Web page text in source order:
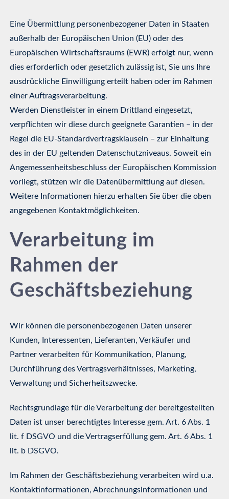
Eine Übermittlung personenbezogener Daten in Staaten
außerhalb der Europäischen Union (EU) oder des
Europäischen Wirtschaftsraums (EWR) erfolgt nur, wenn
dies erforderlich oder gesetzlich zulässig ist, Sie uns Ihre
ausdrückliche Einwilligung erteilt haben oder im Rahmen
einer Auftragsverarbeitung.
Werden Dienstleister in einem Drittland eingesetzt,
verpflichten wir diese durch geeignete Garantien – in der
Regel die EU-Standardvertragsklauseln – zur Einhaltung
des in der EU geltenden Datenschutzniveaus. Soweit ein
Angemessenheitsbeschluss der Europäischen Kommission
vorliegt, stützen wir die Datenübermittlung auf diesen.
Weitere Informationen hierzu erhalten Sie über die oben
angegebenen Kontaktmöglichkeiten.
Verarbeitung im
Rahmen der
Geschäftsbeziehung
Wir können die personenbezogenen Daten unserer
Kunden, Interessenten, Lieferanten, Verkäufer und
Partner verarbeiten für Kommunikation, Planung,
Durchführung des Vertragsverhältnisses, Marketing,
Verwaltung und Sicherheitszwecke.
Rechtsgrundlage für die Verarbeitung der bereitgestellten
Daten ist unser berechtigtes Interesse gem. Art. 6 Abs. 1
lit. f DSGVO und die Vertragserfüllung gem. Art. 6 Abs. 1
lit. b DSGVO.
Im Rahmen der Geschäftsbeziehung verarbeiten wird u.a.
Kontaktinformationen, Abrechnungsinformationen und